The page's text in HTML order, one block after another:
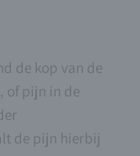
de kop van de
of pijn in de
de pijn hierbij